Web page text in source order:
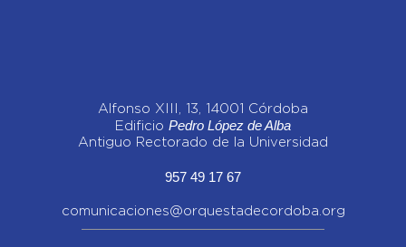
Alfonso XIII, 13, 14001 Córdoba
Edificio Pedro López de Alba
Antiguo Rectorado de la Universidad
957 49 17 67
comunicaciones@orquestadecordoba.org